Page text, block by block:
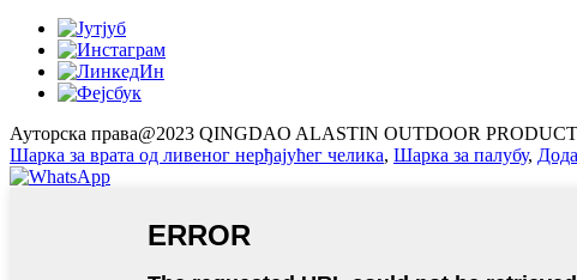
Ауторска права@2023 QINGDAO ALASTIN OUTDOOR
Шарка за врата од ливеног нерђајућег челика, Шарка за палубу,